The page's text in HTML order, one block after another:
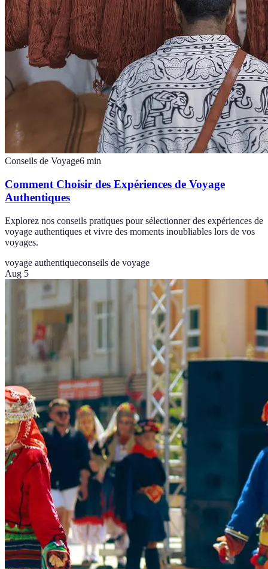
Conseils de Voyage6 min
Comment Choisir des Expériences de Voyage
Authentiques
Explorez nos conseils pratiques pour sélectionner des expériences de
voyage authentiques et vivre des moments inoubliables lors de vos
voyages.
voyage authentiqueconseils de voyage
Aug 5